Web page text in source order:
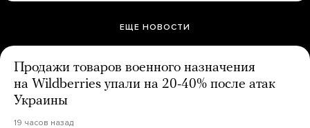
ЕЩЕ НОВОСТИ
Продажи товаров военного назначения
на Wildberries упали на 20-40% после атак
Украины
19 часов назад